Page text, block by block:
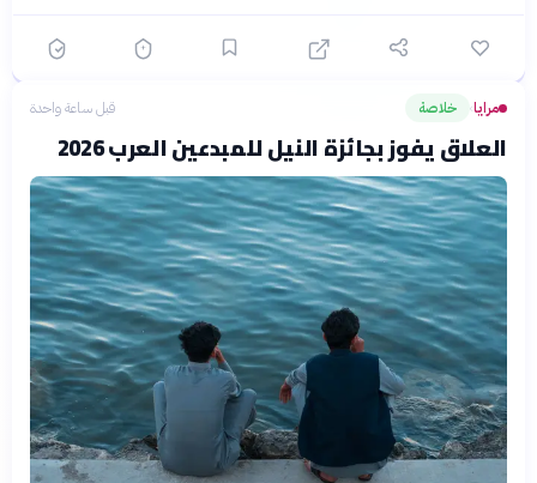
مرايا› خلاصة قبل ساعة واحدة
العلاق يفوز بجائزة النيل للمبدعين العرب 2026